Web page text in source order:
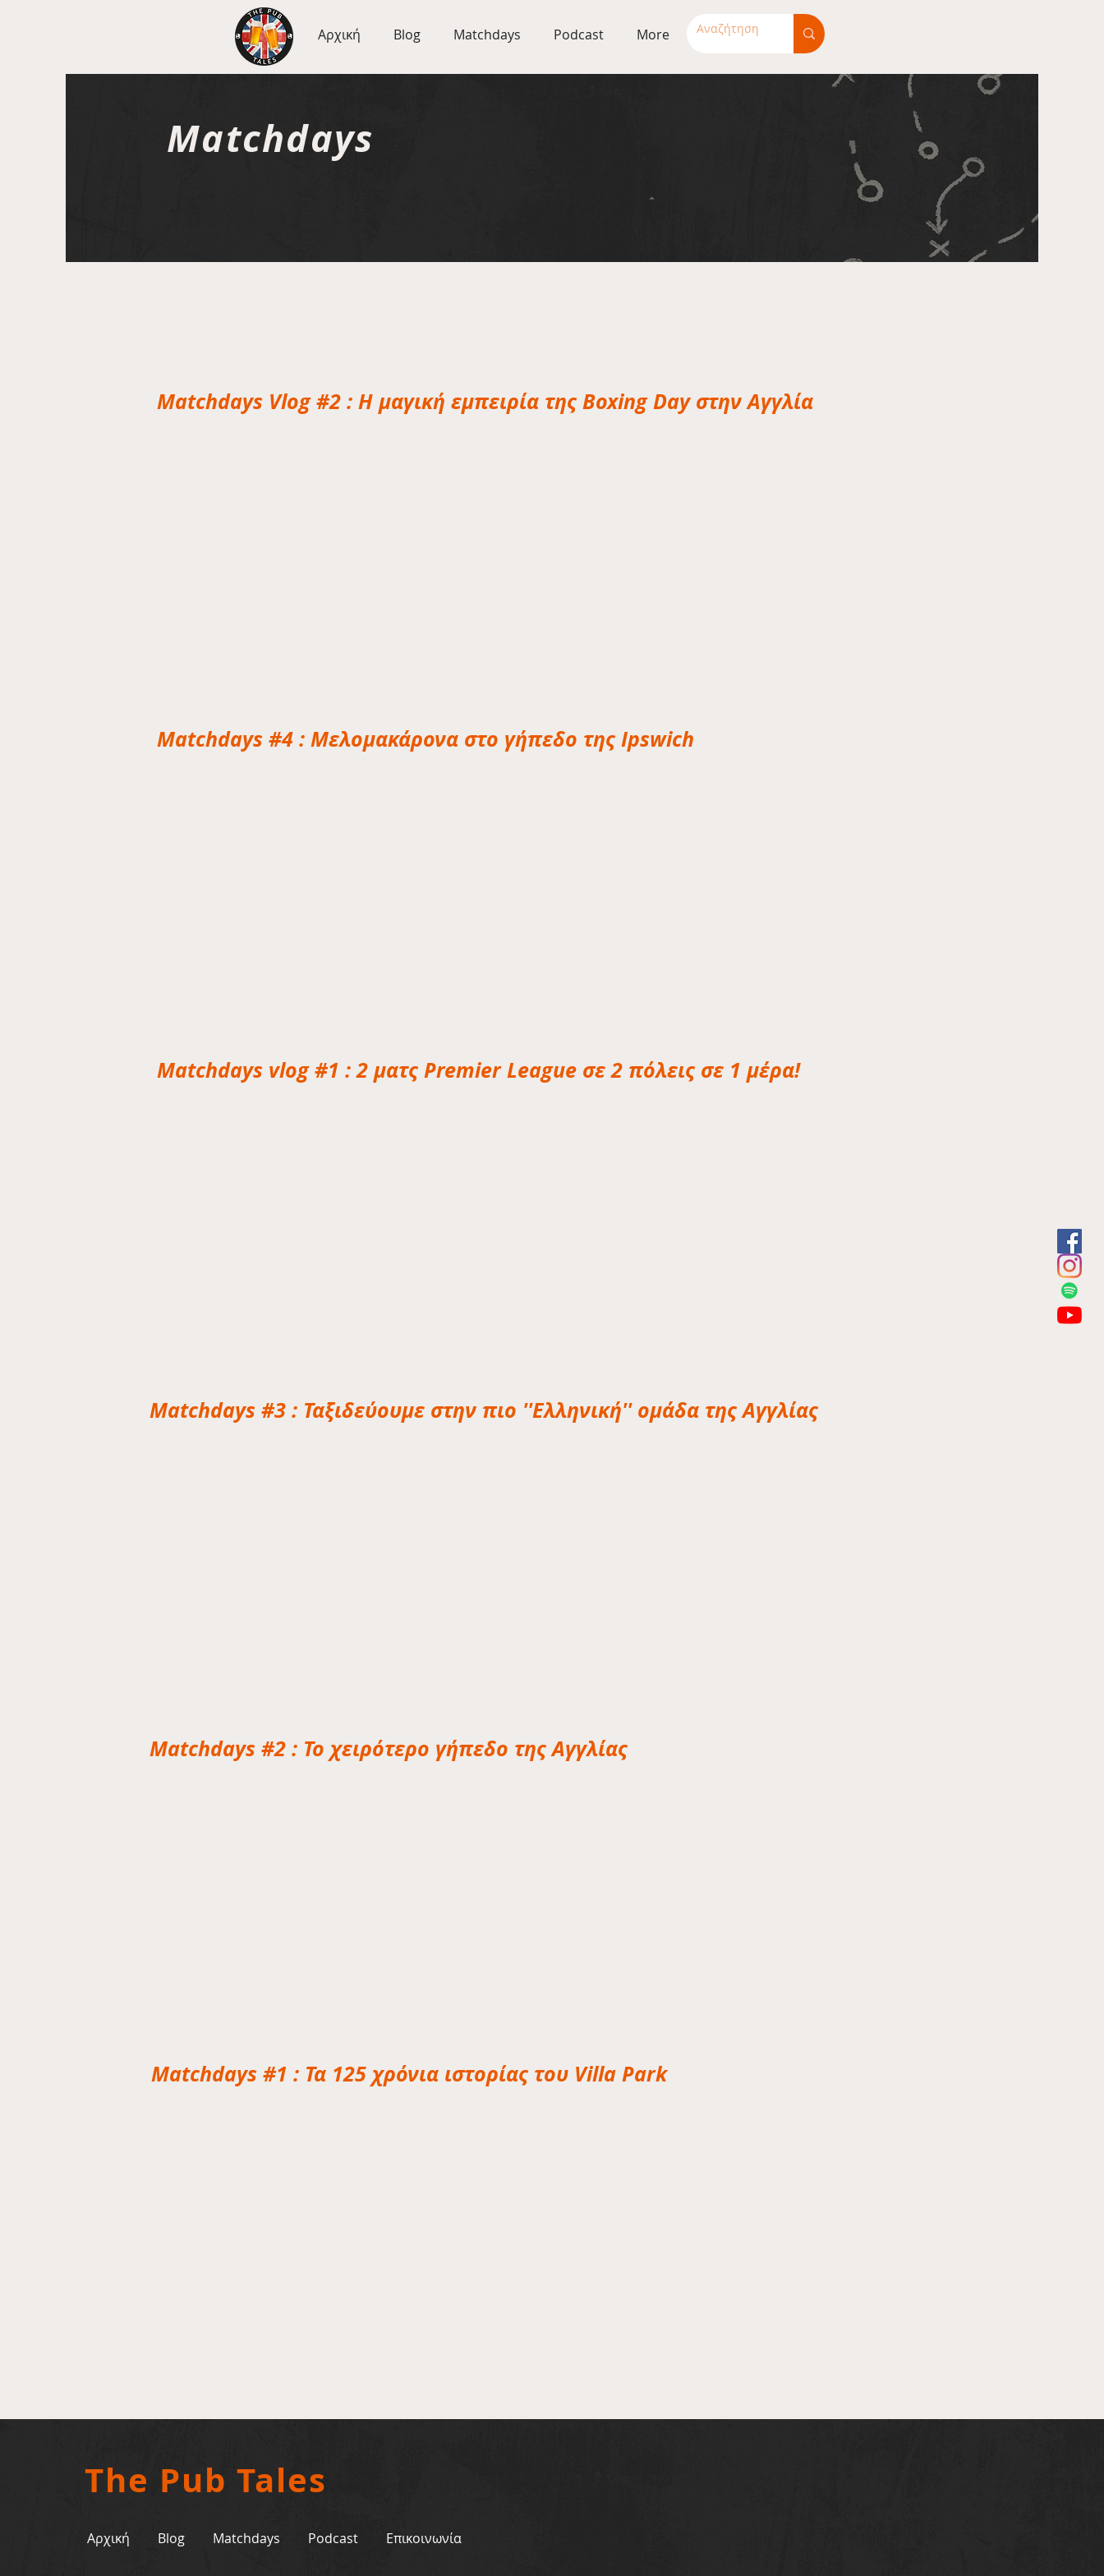
Αρχική Blog Matchdays Podcast More
Matchdays
Matchdays
Matchdays Vlog #2 : H μαγική εμπειρία της Boxing Day στην Αγγλία
Matchdays #4 : Μελομακάρονα στο γήπεδο της Ipswich
Matchdays vlog #1 : 2 ματς Premier League σε 2 πόλεις σε 1 μέρα!
Matchdays #3 : Ταξιδεύουμε στην πιο ''Ελληνική'' ομάδα της Αγγλίας
Matchdays #2 : Το χειρότερο γήπεδο της Αγγλίας
Matchdays #1 : Τα 125 χρόνια ιστορίας του Villa Park
The Pub Tales
Αρχική Blog Matchdays Podcast Επικοινωνία